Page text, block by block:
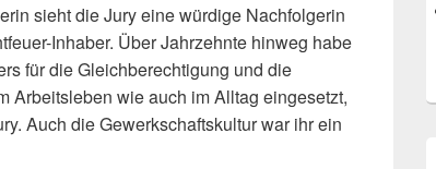
sieht die Jury eine würdige Nachfolgerin
Inhaber. Über Jahrzehnte hinweg habe
für die Gleichberechtigung und die
Arbeitsleben wie auch im Alltag eingesetzt,
Auch die Gewerkschaftskultur war ihr ein